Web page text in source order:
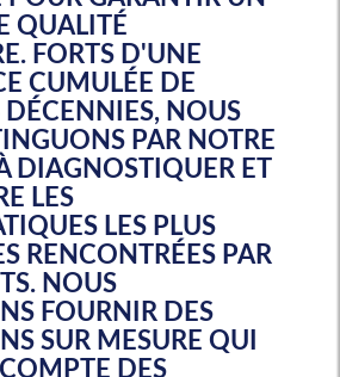
QUALITÉ
FORTS D'UNE
CUMULÉE DE
DÉCENNIES, NOUS
PAR NOTRE
DIAGNOSTIQUER ET
LES
LES PLUS
RENCONTRÉES PAR
NOUS
FOURNIR DES
SUR MESURE QUI
DES